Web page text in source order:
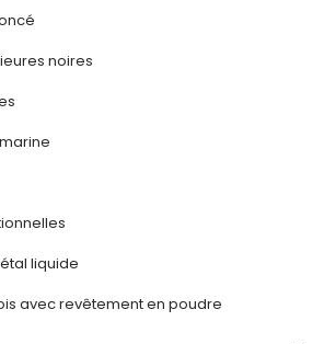
noires
liquide
avec revêtement en poudre